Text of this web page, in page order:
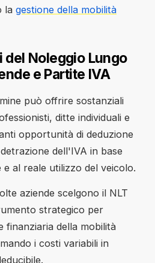
la gestione della mobilità
del Noleggio Lungo
e Partite IVA
può offrire sostanziali
ditte individuali e
opportunità di deduzione
dell'IVA in base
al reale utilizzo del veicolo.
aziende scelgono il NLT
strategico per
finanziaria della mobilità
i costi variabili in